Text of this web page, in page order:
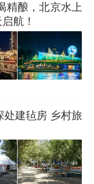
精酿，北京水上
航！
处建毡房 乡村旅